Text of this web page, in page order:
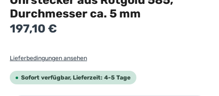
Durchmesser ca. 5 mm
Regulärer Preis:
197,10 €
Lieferbedingungen ansehen
Sofort verfügbar, Lieferzeit: 4-5 Tage